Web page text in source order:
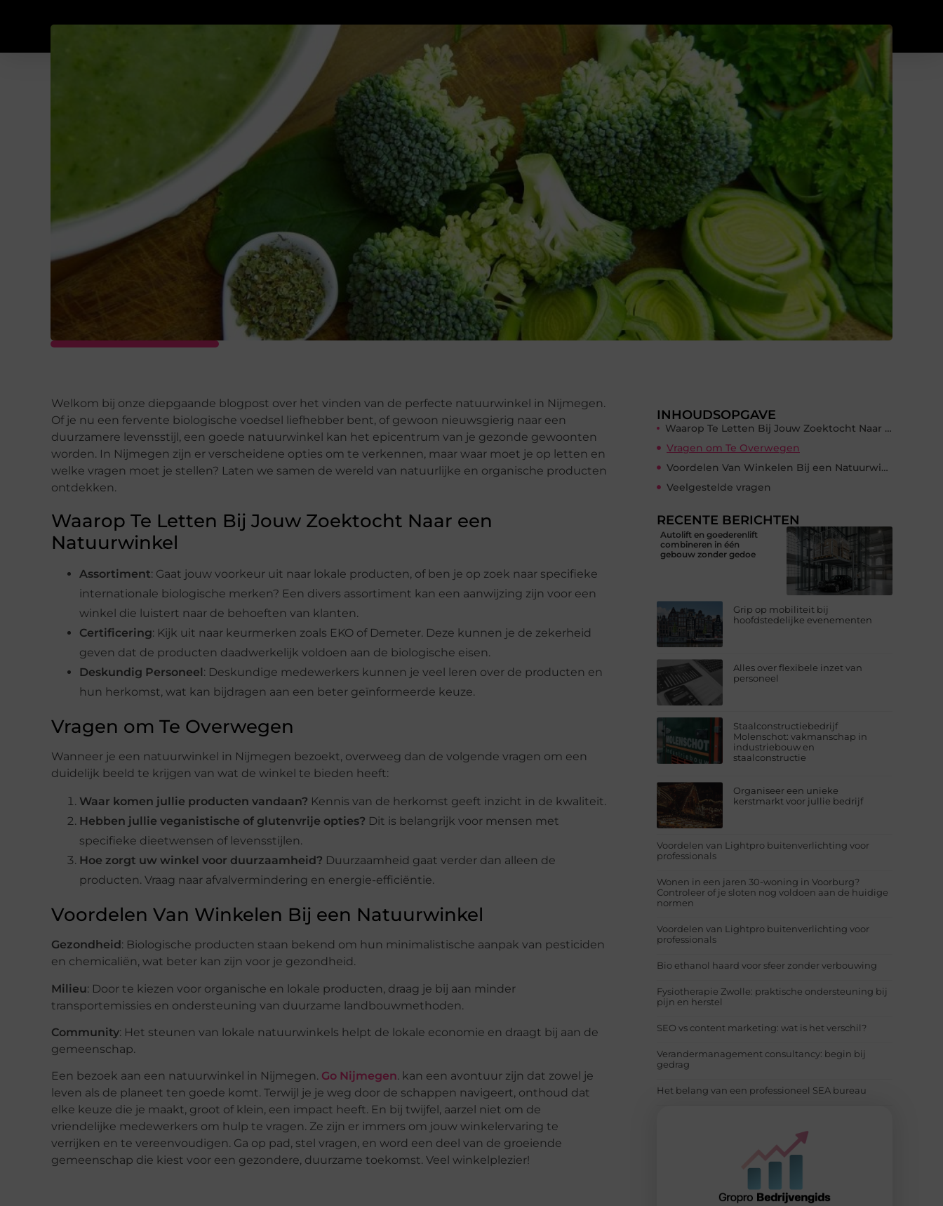
Welkom bij onze diepgaande blogpost over het vinden van de perfecte natuurwinkel in Nijmegen.
Of je nu een fervente biologische voedsel liefhebber bent, of gewoon nieuwsgierig naar een
duurzamere levensstijl, een goede natuurwinkel kan het epicentrum van je gezonde gewoonten
worden. In Nijmegen zijn er verscheidene opties om te verkennen, maar waar moet je op letten en
welke vragen moet je stellen? Laten we samen de wereld van natuurlijke en organische producten
ontdekken.
Waarop Te Letten Bij Jouw Zoektocht Naar een
Natuurwinkel
Assortiment: Gaat jouw voorkeur uit naar lokale producten, of ben je op zoek naar specifieke
internationale biologische merken? Een divers assortiment kan een aanwijzing zijn voor een
winkel die luistert naar de behoeften van klanten.
Certificering: Kijk uit naar keurmerken zoals EKO of Demeter. Deze kunnen je de zekerheid
geven dat de producten daadwerkelijk voldoen aan de biologische eisen.
Deskundig Personeel: Deskundige medewerkers kunnen je veel leren over de producten en
hun herkomst, wat kan bijdragen aan een beter geïnformeerde keuze.
Vragen om Te Overwegen
Wanneer je een natuurwinkel in Nijmegen bezoekt, overweeg dan de volgende vragen om een
duidelijk beeld te krijgen van wat de winkel te bieden heeft:
Waar komen jullie producten vandaan? Kennis van de herkomst geeft inzicht in de kwaliteit.
Hebben jullie veganistische of glutenvrije opties? Dit is belangrijk voor mensen met
specifieke dieetwensen of levensstijlen.
Hoe zorgt uw winkel voor duurzaamheid? Duurzaamheid gaat verder dan alleen de
producten. Vraag naar afvalvermindering en energie-efficiëntie.
Voordelen Van Winkelen Bij een Natuurwinkel
Gezondheid : Biologische producten staan bekend om hun minimalistische aanpak van pesticiden
en chemicaliën, wat beter kan zijn voor je gezondheid.
Milieu: Door te kiezen voor organische en lokale producten, draag je bij aan minder
transportemissies en ondersteuning van duurzame landbouwmethoden.
Community: Het steunen van lokale natuurwinkels helpt de lokale economie en draagt bij aan de
gemeenschap.
Een bezoek aan een natuurwinkel in Nijmegen. Go Nijmegen. kan een avontuur zijn dat zowel je
leven als de planeet ten goede komt. Terwijl je je weg door de schappen navigeert, onthoud dat
elke keuze die je maakt, groot of klein, een impact heeft. En bij twijfel, aarzel niet om de
vriendelijke medewerkers om hulp te vragen. Ze zijn er immers om jouw winkelervaring te
verrijken en te vereenvoudigen. Ga op pad, stel vragen, en word een deel van de groeiende
gemeenschap die kiest voor een gezondere, duurzame toekomst. Veel winkelplezier!
INHOUDSOPGAVE
Waarop Te Letten Bij Jouw Zoektocht Naar een Natuurwinkel
Vragen om Te Overwegen
Voordelen Van Winkelen Bij een Natuurwinkel
Veelgestelde vragen
RECENTE BERICHTEN
Autolift en goederenlift
combineren in één
gebouw zonder gedoe
Grip op mobiliteit bij
hoofdstedelijke evenementen
Alles over flexibele inzet van
personeel
Staalconstructiebedrijf
Molenschot: vakmanschap in
industriebouw en
staalconstructie
Organiseer een unieke
kerstmarkt voor jullie bedrijf
Voordelen van Lightpro buitenverlichting voor
professionals
Wonen in een jaren 30-woning in Voorburg?
Controleer of je sloten nog voldoen aan de huidige
normen
Voordelen van Lightpro buitenverlichting voor
professionals
Bio ethanol haard voor sfeer zonder verbouwing
Fysiotherapie Zwolle: praktische ondersteuning bij
pijn en herstel
SEO vs content marketing: wat is het verschil?
Verandermanagement consultancy: begin bij
gedrag
Het belang van een professioneel SEA bureau